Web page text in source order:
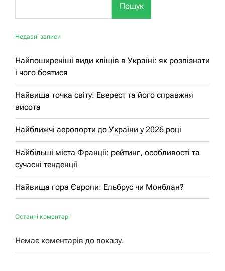
Пошук
Недавні записи
Найпоширеніші види кліщів в Україні: як розпізнати
і чого боятися
Найвища точка світу: Еверест та його справжня
висота
Найближчі аеропорти до України у 2026 році
Найбільші міста Франції: рейтинг, особливості та
сучасні тенденції
Найвища гора Європи: Ельбрус чи Монблан?
Останні коментарі
Немає коментарів до показу.